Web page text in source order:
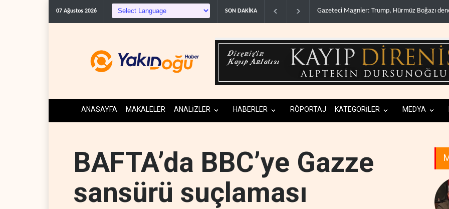
07 Ağustos 2026 SON DAKİKA
Gazeteci Magnier: Trump, Hürmüz Boğazı denetimini doğru.. Çin'in petrol ithalatı on yıllık dipten sonra
ANASAYFA MAKALELER ANALİZLER HABERLER RÖPORTAJ KATEGORİLER MEDYA
BAFTA’da BBC’ye Gazze
sansürü suçlaması